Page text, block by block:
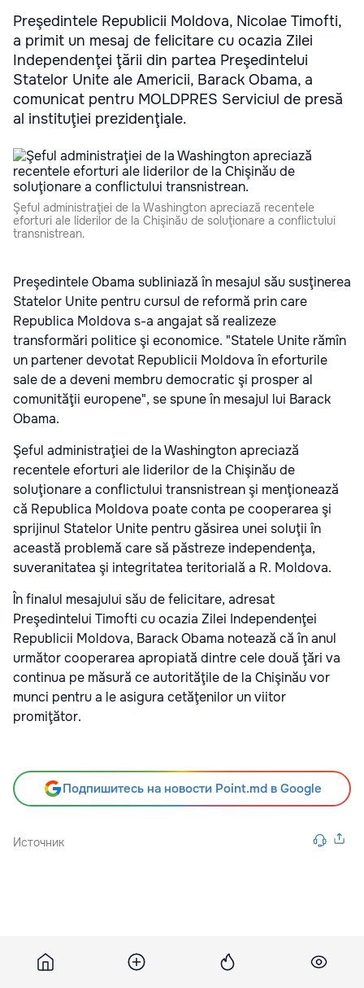
Preşedintele Republicii Moldova, Nicolae Timofti,
a primit un mesaj de felicitare cu ocazia Zilei
Independenţei ţării din partea Preşedintelui
Statelor Unite ale Americii, Barack Obama, a
comunicat pentru MOLDPRES Serviciul de presă
al instituţiei prezidenţiale.
Şeful administraţiei de la Washington apreciază recentele
eforturi ale liderilor de la Chişinău de soluţionare a conflictului
transnistrean.
Preşedintele Obama subliniază în mesajul său susţinerea
Statelor Unite pentru cursul de reformă prin care
Republica Moldova s-a angajat să realizeze
transformări politice şi economice. "Statele Unite rămîn
un partener devotat Republicii Moldova în eforturile
sale de a deveni membru democratic şi prosper al
comunităţii europene", se spune în mesajul lui Barack
Obama.
Şeful administraţiei de la Washington apreciază
recentele eforturi ale liderilor de la Chişinău de
soluţionare a conflictului transnistrean şi menţionează
că Republica Moldova poate conta pe cooperarea şi
sprijinul Statelor Unite pentru găsirea unei soluţii în
această problemă care să păstreze independenţa,
suveranitatea şi integritatea teritorială a R. Moldova.
În finalul mesajului său de felicitare, adresat
Preşedintelui Timofti cu ocazia Zilei Independenţei
Republicii Moldova, Barack Obama notează că în anul
următor cooperarea apropiată dintre cele două ţări va
continua pe măsură ce autorităţile de la Chişinău vor
munci pentru a le asigura cetăţenilor un viitor
promiţător.
Подпишитесь на новости Point.md в Google
Источник